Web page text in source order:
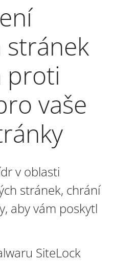
stránek
proti
vaše
v oblasti
stránek, chrání
aby vám poskytl
SiteLock